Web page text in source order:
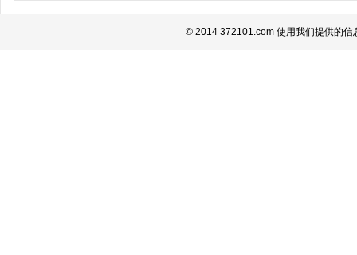
© 2014 372101.com 使用我们提供的信